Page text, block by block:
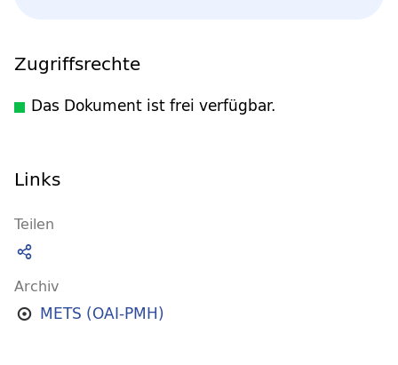
Zugriffsrechte
Das Dokument ist frei verfügbar.
Links
Teilen
Archiv
METS (OAI-PMH)